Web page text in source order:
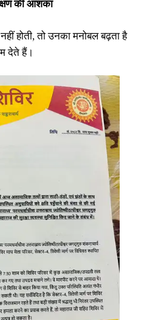
की आशंका
होती, तो उनका मनोबल बढ़ता है
देते हैं।